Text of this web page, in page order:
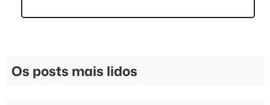
Os posts mais lidos